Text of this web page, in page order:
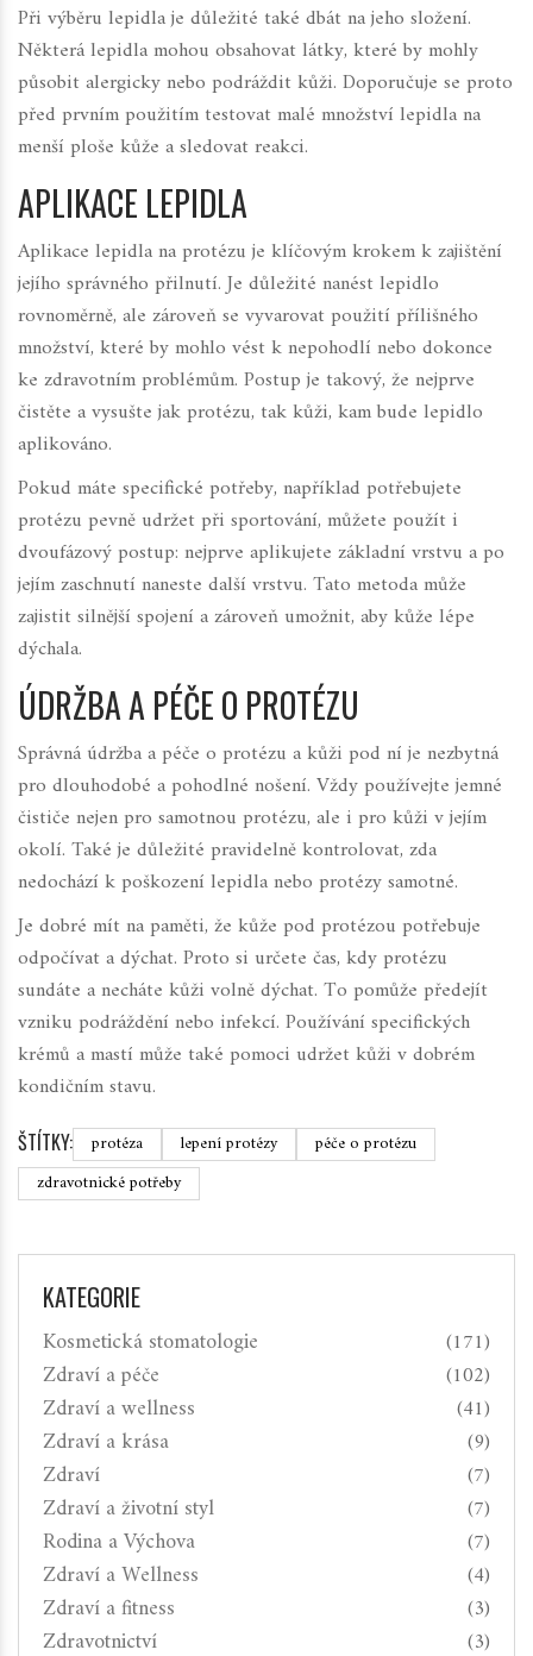
Při výběru lepidla je důležité také dbát na jeho složení.
Některá lepidla mohou obsahovat látky, které by mohly
působit alergicky nebo podráždit kůži. Doporučuje se proto
před prvním použitím testovat malé množství lepidla na
menší ploše kůže a sledovat reakci.
APLIKACE LEPIDLA
Aplikace lepidla na protézu je klíčovým krokem k zajištění
jejího správného přilnutí. Je důležité nanést lepidlo
rovnoměrně, ale zároveň se vyvarovat použití přílišného
množství, které by mohlo vést k nepohodlí nebo dokonce
ke zdravotním problémům. Postup je takový, že nejprve
čistěte a vysušte jak protézu, tak kůži, kam bude lepidlo
aplikováno.
Pokud máte specifické potřeby, například potřebujete
protézu pevně udržet při sportování, můžete použít i
dvoufázový postup: nejprve aplikujete základní vrstvu a po
jejím zaschnutí naneste další vrstvu. Tato metoda může
zajistit silnější spojení a zároveň umožnit, aby kůže lépe
dýchala.
ÚDRŽBA A PÉČE O PROTÉZU
Správná údržba a péče o protézu a kůži pod ní je nezbytná
pro dlouhodobé a pohodlné nošení. Vždy používejte jemné
čističe nejen pro samotnou protézu, ale i pro kůži v jejím
okolí. Také je důležité pravidelně kontrolovat, zda
nedochází k poškození lepidla nebo protézy samotné.
Je dobré mít na paměti, že kůže pod protézou potřebuje
odpočívat a dýchat. Proto si určete čas, kdy protézu
sundáte a necháte kůži volně dýchat. To pomůže předejít
vzniku podráždění nebo infekcí. Používání specifických
krémů a mastí může také pomoci udržet kůži v dobrém
kondičním stavu.
ŠTÍTKY: protéza lepení protézy
péče o protézu
zdravotnické potřeby
KATEGORIE
Kosmetická stomatologie (171)
Zdraví a péče (102)
Zdraví a wellness (41)
Zdraví a krása (9)
Zdraví (7)
Zdraví a životní styl (7)
Rodina a Výchova (7)
Zdraví a Wellness (4)
Zdraví a fitness (3)
Zdravotnictví (3)